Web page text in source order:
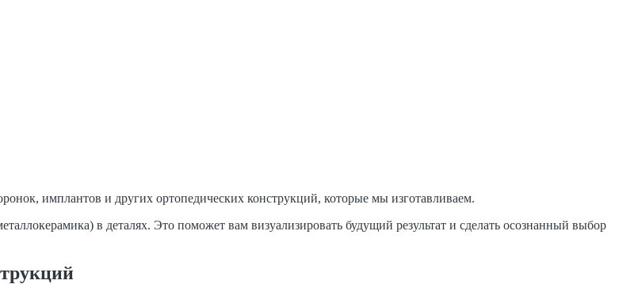
имплантов и других ортопедических конструкций, которые мы изготавливаем.
в деталях. Это поможет вам визуализировать будущий результат и сделать осознанный выбор